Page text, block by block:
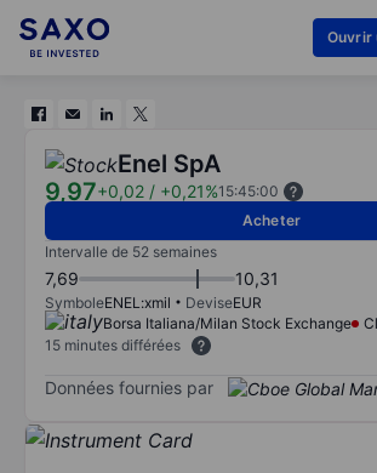
Ouvrir
Enel SpA
9,97+0,02 / +0,21%15:45:00
Acheter
Intervalle de 52 semaines
7,69 10,31
SymboleENEL:xmil DeviseEUR
Borsa Italiana/Milan Stock Exchange
15 minutes différées
Données fournies par